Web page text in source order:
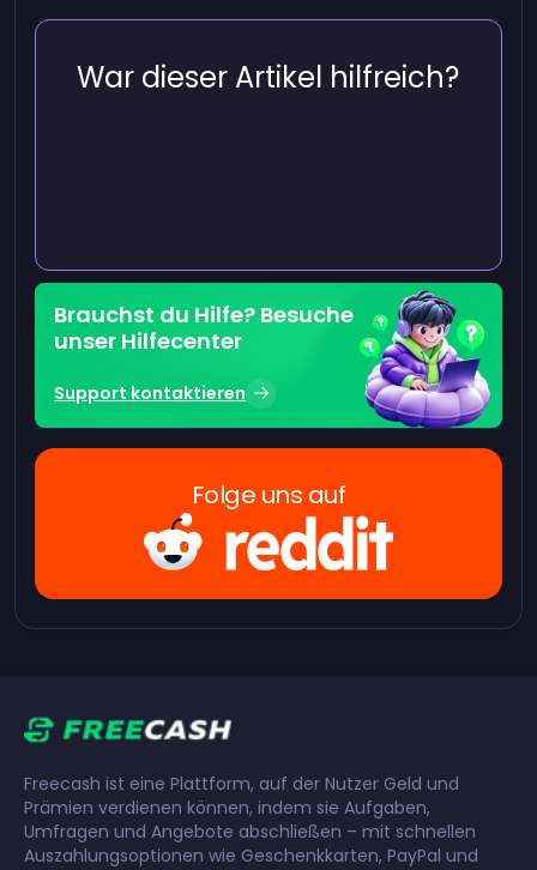
War dieser Artikel hilfreich?
Brauchst du Hilfe? Besuche
unser Hilfecenter
Support kontaktieren
Folge uns auf
Freecash ist eine Plattform, auf der Nutzer Geld und
Prämien verdienen können, indem sie Aufgaben,
Umfragen und Angebote abschließen – mit schnellen
Auszahlungsoptionen wie Geschenkkarten, PayPal und